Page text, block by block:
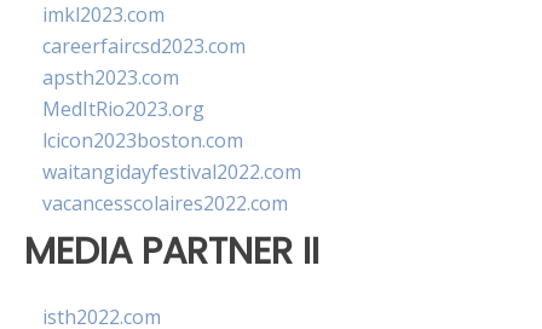
imkl2023.com
careerfaircsd2023.com
apsth2023.com
MedItRio2023.org
lcicon2023boston.com
waitangidayfestival2022.com
vacancesscolaires2022.com
MEDIA PARTNER II
isth2022.com